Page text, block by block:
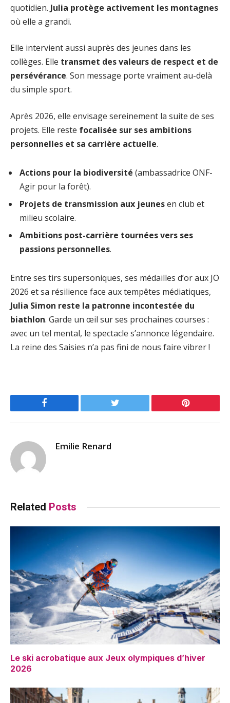
quotidien. Julia protège activement les montagnes
où elle a grandi.
Elle intervient aussi auprès des jeunes dans les
collèges. Elle transmet des valeurs de respect et de
persévérance. Son message porte vraiment au-delà
du simple sport.
Après 2026, elle envisage sereinement la suite de ses
projets. Elle reste focalisée sur ses ambitions
personnelles et sa carrière actuelle.
Actions pour la biodiversité (ambassadrice ONF-
Agir pour la forêt).
Projets de transmission aux jeunesen club et
milieu scolaire.
Ambitions post-carrière tournées vers ses
passions personnelles.
Entre ses tirs supersoniques, ses médailles d’or aux JO
2026 et sa résilience face aux tempêtes médiatiques,
Julia Simon reste la patronne incontestée du
biathlon. Garde un œil sur ses prochaines courses :
avec un tel mental, le spectacle s’annonce légendaire.
La reine des Saisies n’a pas fini de nous faire vibrer !
Facebook Twitter Pinterest
Emilie Renard
Related Posts
Le ski acrobatique aux Jeux olympiques d’hiver
2026